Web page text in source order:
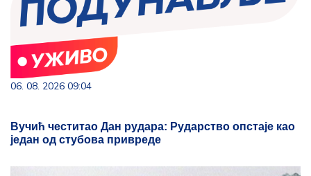
06. 08. 2026 09:04
Вучић честитао Дан рудара: Рударство опстаје као
један од стубова привреде